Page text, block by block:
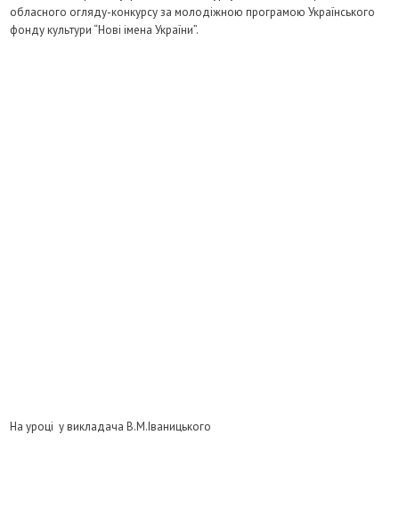
обласного огляду-конкурсу за молодіжною програмою Українського
фонду культури “Нові імена України”.
На уроці у викладача В.М.Іваницького